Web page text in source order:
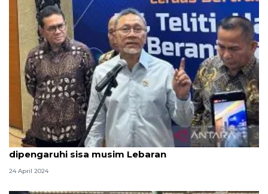
Mendag: Kenaikan harga bawang merah
dipengaruhi sisa musim Lebaran
24 April 2024